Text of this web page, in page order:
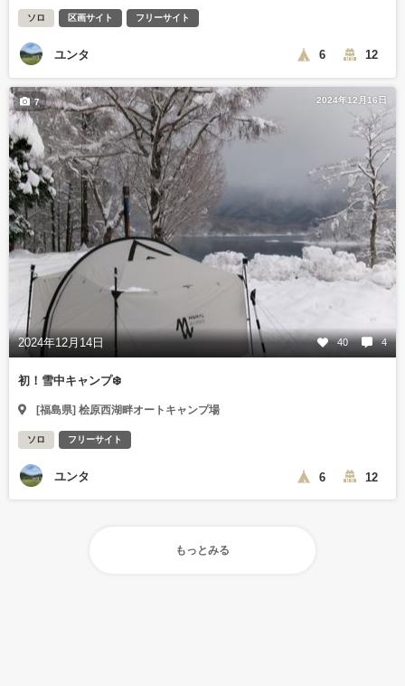
ソロ 区画サイト フリーサイト
ユンタ 6 12
2024年12月16日
2024年12月14日 40 4
7
初！雪中キャンプ❄️
[福島県] 桧原西湖畔オートキャンプ場
ソロ フリーサイト
ユンタ 6 12
もっとみる